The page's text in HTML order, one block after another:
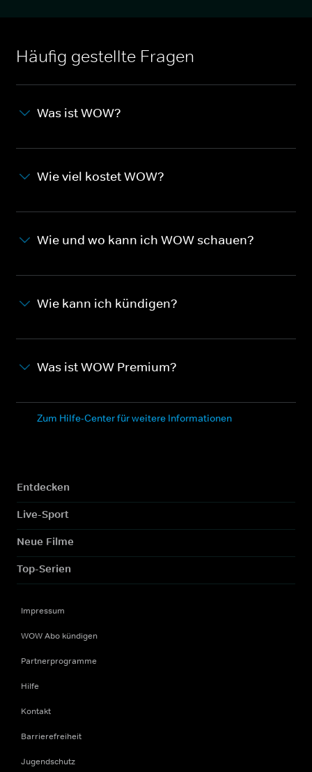
Häufig gestellte Fragen
Was ist WOW?
Wie viel kostet WOW?
Wie und wo kann ich WOW schauen?
Wie kann ich kündigen?
Was ist WOW Premium?
Zum Hilfe-Center für weitere Informationen
Entdecken
Live-Sport
Neue Filme
Top-Serien
Impressum
WOW Abo kündigen
Partnerprogramme
Hilfe
Kontakt
Barrierefreiheit
Jugendschutz